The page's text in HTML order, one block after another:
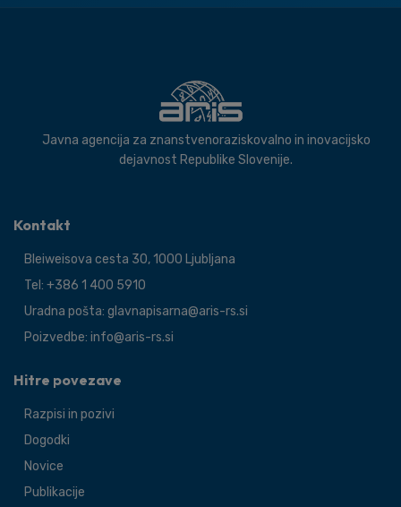
Javna agencija za znanstvenoraziskovalno in inovacijsko
dejavnost Republike Slovenije.
Kontakt
Bleiweisova cesta 30, 1000 Ljubljana
Tel: +386 1 400 5910
Uradna pošta: glavnapisarna@aris-rs.si
Poizvedbe: info@aris-rs.si
Hitre povezave
Razpisi in pozivi
Dogodki
Novice
Publikacije